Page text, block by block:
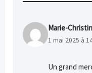
Marie-
1 mai 2025 à
Un grand